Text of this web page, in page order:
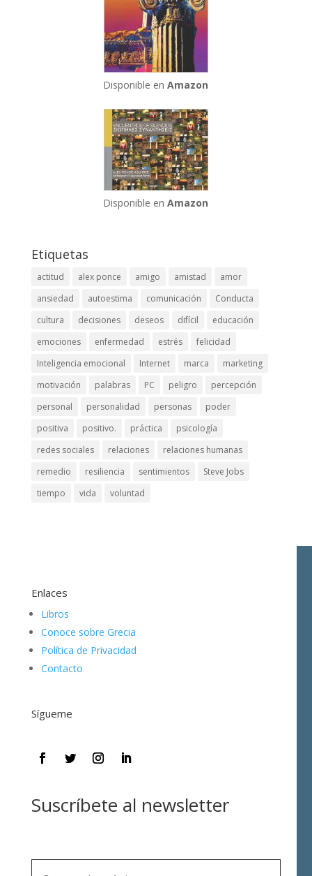
Disponible enAmazon
Disponible enAmazon
Etiquetas
actitud alex ponce amigo amistad
amor
ansiedad
autoestima comunicación
Conducta
cultura
decisiones deseos difícil
educación
emociones
enfermedad estrés
felicidad
Inteligencia emocional
Internet marca
marketing
motivación
palabras PC peligro
percepción
personal
personalidad personas
poder
positiva
positivo. práctica
psicología
redes sociales
relaciones
relaciones humanas
remedio
resiliencia sentimientos
Steve Jobs
tiempo
vida voluntad
Enlaces
Libros
Conoce sobre Grecia
Política de Privacidad
Contacto
Sígueme
Suscríbete al newsletter